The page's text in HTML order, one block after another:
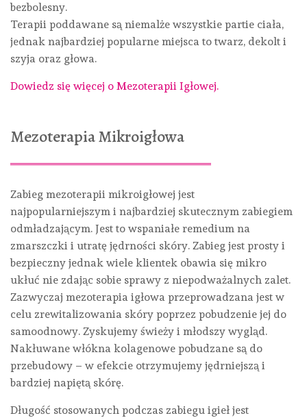
bezbolesny.
Terapii poddawane są niemalże wszystkie partie ciała,
jednak najbardziej popularne miejsca to twarz, dekolt i
szyja oraz głowa.
Dowiedz się więcej o Mezoterapii Igłowej.
Mezoterapia Mikroigłowa
Zabieg mezoterapii mikroigłowej jest
najpopularniejszym i najbardziej skutecznym zabiegiem
odmładzającym. Jest to wspaniałe remedium na
zmarszczki i utratę jędrności skóry. Zabieg jest prosty i
bezpieczny jednak wiele klientek obawia się mikro
ukłuć nie zdając sobie sprawy z niepodważalnych zalet.
Zazwyczaj mezoterapia igłowa przeprowadzana jest w
celu zrewitalizowania skóry poprzez pobudzenie jej do
samoodnowy. Zyskujemy świeży i młodszy wygląd.
Nakłuwane włókna kolagenowe pobudzane są do
przebudowy – w efekcie otrzymujemy jędrniejszą i
bardziej napiętą skórę.
Długość stosowanych podczas zabiegu igieł jest